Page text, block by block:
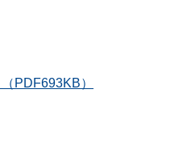
PDF693KB）